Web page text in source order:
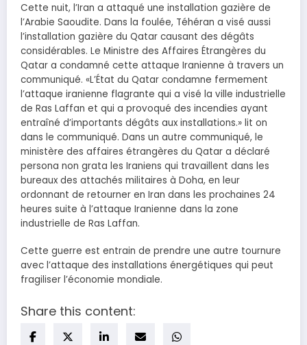
Cette nuit, l’Iran a attaqué une installation gazière de
l’Arabie Saoudite. Dans la foulée, Téhéran a visé aussi
l’installation gazière du Qatar causant des dégâts
considérables. Le Ministre des Affaires Étrangères du
Qatar a condamné cette attaque Iranienne à travers un
communiqué. «L’État du Qatar condamne fermement
l’attaque iranienne flagrante qui a visé la ville industrielle
de Ras Laffan et qui a provoqué des incendies ayant
entraîné d’importants dégâts aux installations.» lit on
dans le communiqué. Dans un autre communiqué, le
ministère des affaires étrangères du Qatar a déclaré
persona non grata les Iraniens qui travaillent dans les
bureaux des attachés militaires à Doha, en leur
ordonnant de retourner en Iran dans les prochaines 24
heures suite à l’attaque Iranienne dans la zone
industrielle de Ras Laffan.
Cette guerre est entrain de prendre une autre tournure
avec l’attaque des installations énergétiques qui peut
fragiliser l’économie mondiale.
Share this content: